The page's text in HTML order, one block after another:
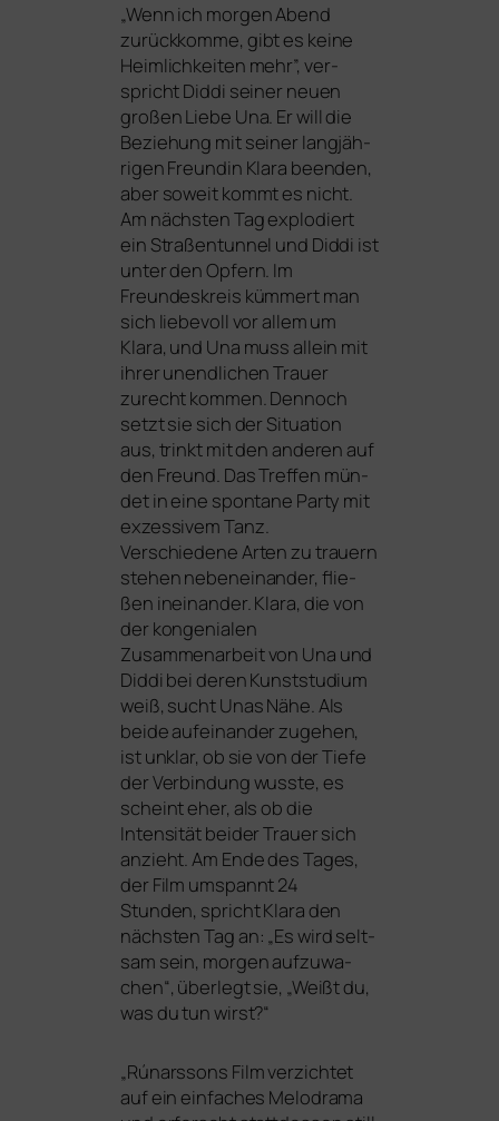
„Wenn ich mor­gen Abend
zurück­kom­me, gibt es kei­ne
Heimlichkeiten mehr”, ver­
spricht Diddi sei­ner neu­en
gro­ßen Liebe Una. Er will die
Beziehung mit sei­ner lang­jäh­
ri­gen Freundin Klara been­den,
aber soweit kommt es nicht.
Am nächs­ten Tag explo­diert
ein Straßentunnel und Diddi ist
unter den Opfern. Im
Freundeskreis küm­mert man
sich lie­be­voll vor allem um
Klara, und Una muss allein mit
ihrer unend­li­chen Trauer
zurecht kom­men. Dennoch
setzt sie sich der Situation
aus, trinkt mit den ande­ren auf
den Freund. Das Treffen mün­
det in eine spon­ta­ne Party mit
exzes­si­vem Tanz.
Verschiedene Arten zu trau­ern
ste­hen neben­ein­an­der, flie­
ßen inein­an­der. Klara, die von
der kon­ge­nia­len
Zusammenarbeit von Una und
Diddi bei deren Kunststudium
weiß, sucht Unas Nähe. Als
bei­de auf­ein­an­der zuge­hen,
ist unklar, ob sie von der Tiefe
der Verbindung wuss­te, es
scheint eher, als ob die
Intensität bei­der Trauer sich
anzieht. Am Ende des Tages,
der Film umspannt 24
Stunden, spricht Klara den
nächs­ten Tag an: „Es wird selt­
sam sein, mor­gen auf­zu­wa­
chen“, über­legt sie, „Weißt du,
was du tun wirst?“
„Rúnarssons Film ver­zich­tet
auf ein ein­fa­ches Melodrama